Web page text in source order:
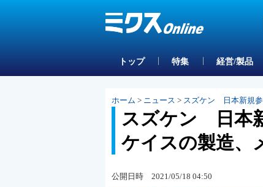
トップ 特集 経営/製品
ホーム > ニュース > スズケン 日本新規参
スズケン 日本
ケイスの製造、
公開日時 2021/05/18 04:50